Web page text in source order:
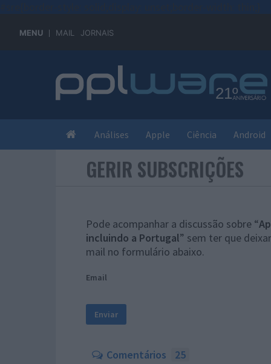
MENU MAIL JORNAIS
Análises Apple Ciência Android
GERIR SUBSCRIÇÕES
Pode acompanhar a discussão sobre “
incluindo a Portugal” sem ter que
mail no formulário abaixo.
Email
Comentários 25